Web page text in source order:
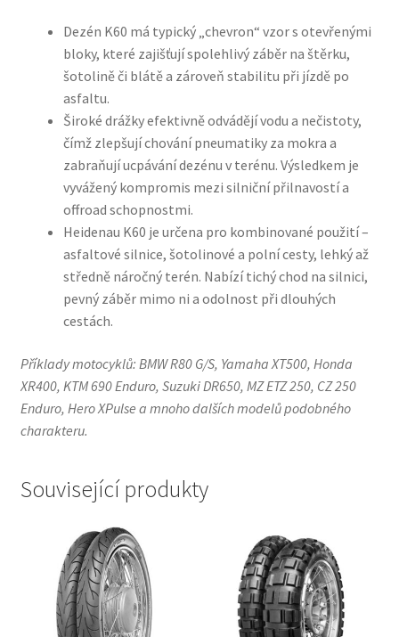
Dezén K60 má typický „chevron“ vzor s otevřenými
bloky, které zajišťují spolehlivý záběr na štěrku,
šotolině či blátě a zároveň stabilitu při jízdě po
asfaltu.
Široké drážky efektivně odvádějí vodu a nečistoty,
čímž zlepšují chování pneumatiky za mokra a
zabraňují ucpávání dezénu v terénu. Výsledkem je
vyvážený kompromis mezi silniční přilnavostí a
offroad schopnostmi.
Heidenau K60 je určena pro kombinované použití –
asfaltové silnice, šotolinové a polní cesty, lehký až
středně náročný terén. Nabízí tichý chod na silnici,
pevný záběr mimo ni a odolnost při dlouhých
cestách.
Příklady motocyklů: BMW R80 G/S, Yamaha XT500, Honda
XR400, KTM 690 Enduro, Suzuki DR650, MZ ETZ 250, CZ 250
Enduro, Hero XPulse a mnoho dalších modelů podobného
charakteru.
Související produkty